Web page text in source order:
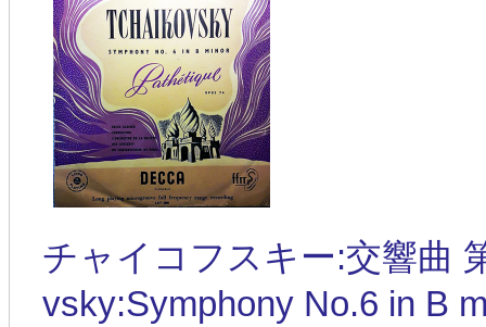
チャイコフスキー:交響曲
vsky:Symphony No.6 in B